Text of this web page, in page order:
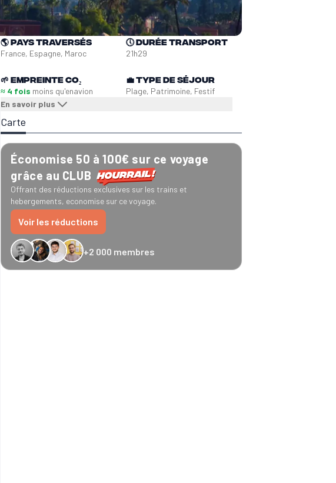
🌎 Pays traversés
France, Espagne, Maroc
🕔Durée transport
21h29
🌱 Empreinte CO₂
≈ 4 fois moins qu'enavion
En savoir plus
💼Type de séjour
Plage, Patrimoine, Festif
Carte
Économise 50 à 100€ sur ce voyage
grâce au CLUB
Offrant des réductions exclusives sur les trains et
hebergements, economise sur ce voyage.
Voir les réductions
+2 000 membres
−34 € GreenGo −20 % Caledonian Sleeper